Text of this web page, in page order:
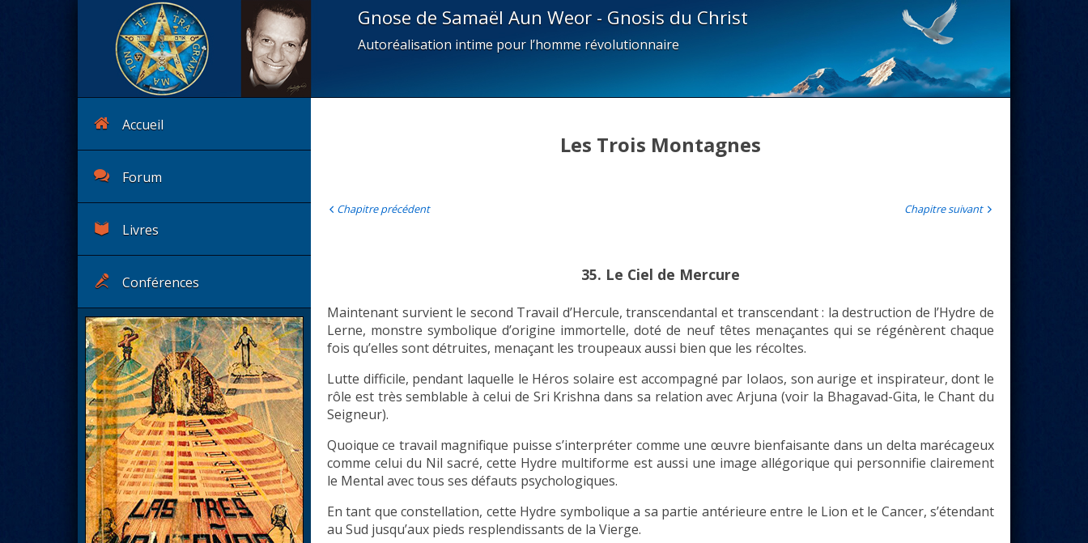
Gnose de Samaël Aun Weor - Gnosis du Christ
Autoréalisation intime pour l’homme révolutionnaire
Accueil
Forum
Livres
Conférences
Les Trois Montagnes
Chapitre précédent Chapitre suivant
35. Le Ciel de Mercure
Maintenant survient le second Travail d’Hercule, transcendantal et transcendant : la destruction de l’Hydre de
Lerne, monstre symbolique d’origine immortelle, doté de neuf têtes menaçantes qui se régénèrent chaque
fois qu’elles sont détruites, menaçant les troupeaux aussi bien que les récoltes.
Lutte difficile, pendant laquelle le Héros solaire est accompagné par Iolaos, son aurige et inspirateur, dont le
rôle est très semblable à celui de Sri Krishna dans sa relation avec Arjuna (voir la Bhagavad-Gita, le Chant du
Seigneur).
Quoique ce travail magnifique puisse s’interpréter comme une œuvre bienfaisante dans un delta marécageux
comme celui du Nil sacré, cette Hydre multiforme est aussi une image allégorique qui personnifie clairement
le Mental avec tous ses défauts psychologiques.
En tant que constellation, cette Hydre symbolique a sa partie antérieure entre le Lion et le Cancer, s’étendant
au Sud jusqu’aux pieds resplendissants de la Vierge.